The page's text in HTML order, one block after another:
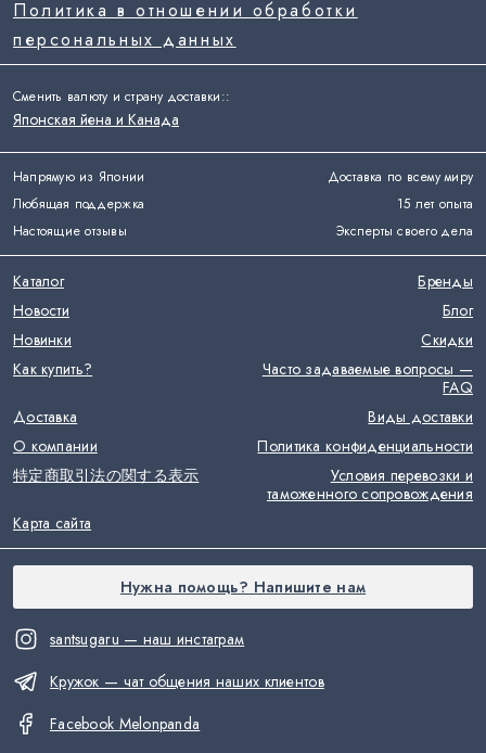
Напрямую из Японии
Доставка по всему миру
Любящая поддержка
15 лет опыта
Настоящие отзывы
Эксперты своего дела
santsugaru — наш инстаграм
Кружок — чат общения наших клиентов
Facebook Melonpanda
Политика в отношении обработки
персональных данных
Каталог
Бренды
Новости
Блог
Новинки
Скидки
Как купить?
Часто задаваемые вопросы —
FAQ
Доставка
Виды доставки
О компании
Политика конфиденциальности
特定商取引法の関する表示
Условия перевозки и
таможенного сопровождения
Карта сайта
Сменить валюту и страну доставки::
Японская йена и Канада
Нужна помощь? Напишите нам